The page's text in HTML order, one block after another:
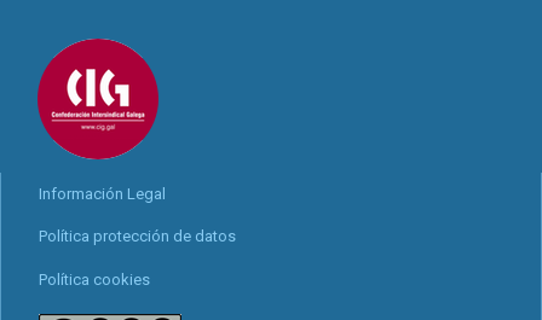
Información Legal
Política protección de datos
Política cookies